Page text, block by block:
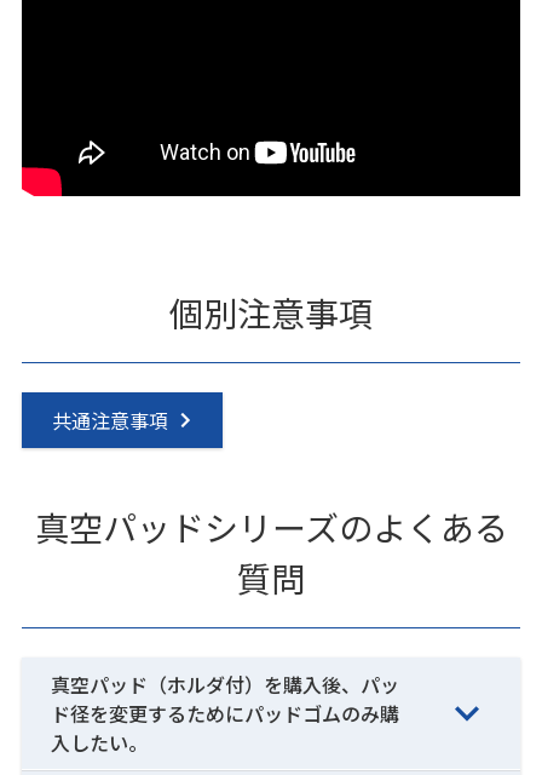
個別注意事項
共通注意事項
真空パッドシリーズのよくある
質問
真空パッド（ホルダ付）を購入後、パッ
ド径を変更するためにパッドゴムのみ購
入したい。